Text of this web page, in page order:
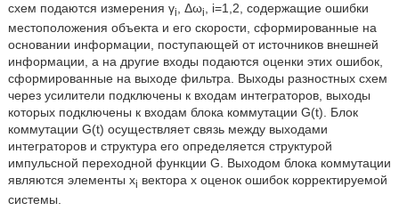
схем подаются измерения γi , Δωi
, i=1,2, содержащие ошибки
местоположения объекта и его скорости, сформированные на
основании информации, поступающей от источников внешней
информации, а на другие входы подаются оценки этих ошибок,
сформированные на выходе фильтра. Выходы разностных схем
через усилители подключены к входам интеграторов, выходы
которых подключены к входам блока коммутации G(t). Блок
коммутации G(t) осуществляет связь между выходами
интеграторов и структура его определяется структурой
импульсной переходной функции G. Выходом блока коммутации
являются элементы хi вектора х оценок ошибок корректируемой
системы.